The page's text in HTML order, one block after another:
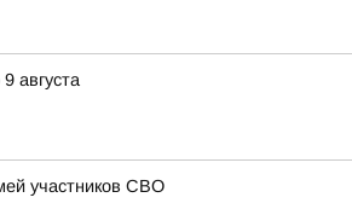
августа
участников СВО